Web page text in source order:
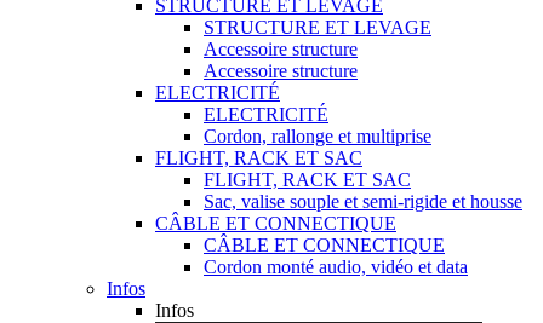
STRUCTURE ET LEVAGE
STRUCTURE ET LEVAGE
Accessoire structure
Accessoire structure
ELECTRICITÉ
ELECTRICITÉ
Cordon, rallonge et multiprise
FLIGHT, RACK ET SAC
FLIGHT, RACK ET SAC
Sac, valise souple et semi-rigide et housse
CÂBLE ET CONNECTIQUE
CÂBLE ET CONNECTIQUE
Cordon monté audio, vidéo et data
Infos
Infos